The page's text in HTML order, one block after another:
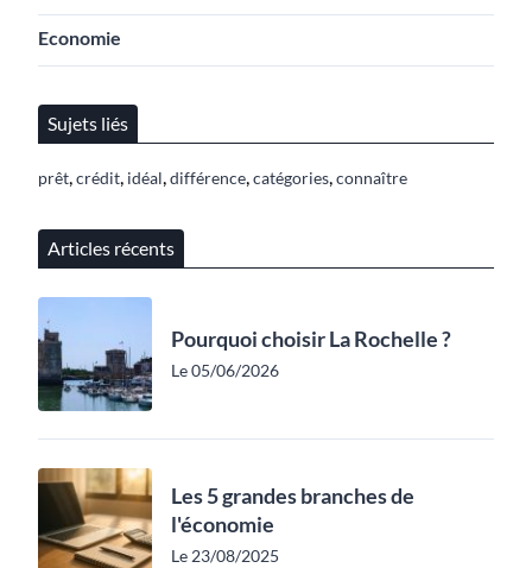
Economie
Sujets liés
prêt,crédit, idéal,différence,catégories,connaître
Articles récents
Pourquoi choisir La Rochelle ?
Le 05/06/2026
Les 5 grandes branches de
l'économie
Le 23/08/2025